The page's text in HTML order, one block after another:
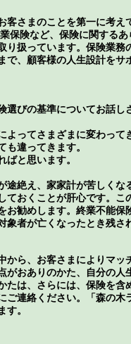
客さまのことを第一に考え
保険など、保険に関する
り扱っています。保険業務
で、顧客様の人生設計をサ
びの基準についてお話し
ってさまざまに変わって
違ってきます。
と思います。
絶え、家家計が苦しくな
ておくことが肝心です。こ
お勧めします。終業不能保
象者が亡くなったとき残さ
から、お客さまによりマッ
おありのかた、自分の人
たは、さらには、保険を含
ご連絡ください。「森の木
。